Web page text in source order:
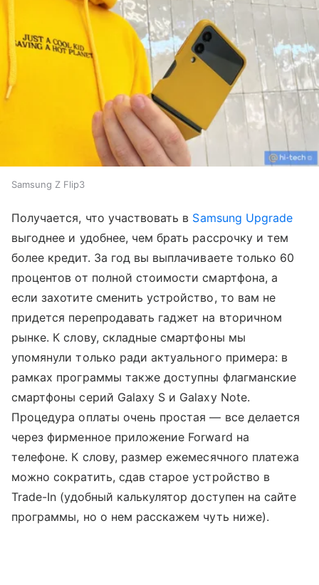
Samsung Z Flip3
Получается, что участвовать в Samsung Upgrade
выгоднее и удобнее, чем брать рассрочку и тем
более кредит. За год вы выплачиваете только 60
процентов от полной стоимости смартфона, а
если захотите сменить устройство, то вам не
придется перепродавать гаджет на вторичном
рынке. К слову, складные смартфоны мы
упомянули только ради актуального примера: в
рамках программы также доступны флагманские
смартфоны серий Galaxy S и Galaxy Note.
Процедура оплаты очень простая — все делается
через фирменное приложение Forward на
телефоне. К слову, размер ежемесячного платежа
можно сократить, сдав старое устройство в
Trade-In (удобный калькулятор доступен на сайте
программы, но о нем расскажем чуть ниже).